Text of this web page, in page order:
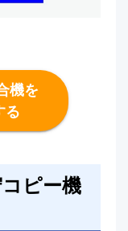
機を
る
ピー機